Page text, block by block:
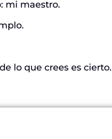
mi maestro.
lo que crees es cierto.